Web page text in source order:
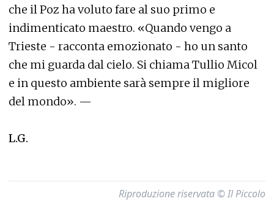
che il Poz ha voluto fare al suo primo e
indimenticato maestro. «Quando vengo a
Trieste - racconta emozionato - ho un santo
che mi guarda dal cielo. Si chiama Tullio Micol
e in questo ambiente sarà sempre il migliore
del mondo». —
L.G.
Riproduzione riservata © Il Piccolo